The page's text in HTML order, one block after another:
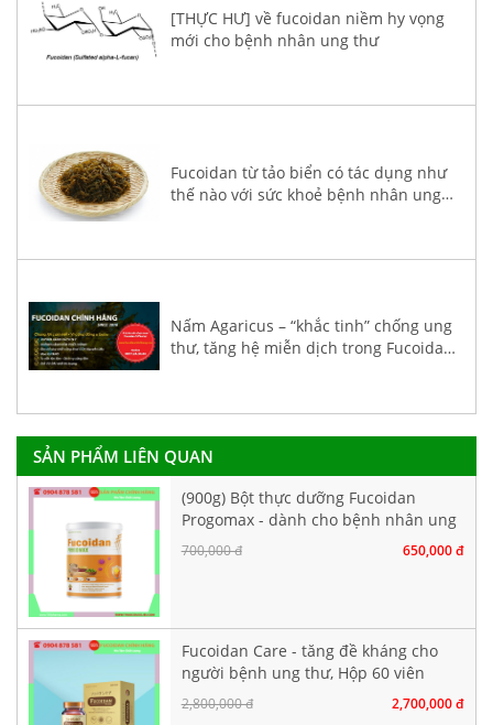
[THỰC HƯ] về fucoidan niềm hy vọng
mới cho bệnh nhân ung thư
Fucoidan từ tảo biển có tác dụng như
thế nào với sức khoẻ bệnh nhân ung
Nấm Agaricus – “khắc tinh” chống ung
thư, tăng hệ miễn dịch trong Fucoidan
SẢN PHẨM LIÊN QUAN
(900g) Bột thực dưỡng Fucoidan
Progomax - dành cho bệnh nhân ung
thư
700,000 đ 650,000 đ
Fucoidan Care - tăng đề kháng cho
người bệnh ung thư, Hộp 60 viên
nang cứng
2,800,000 đ 2,700,000 đ